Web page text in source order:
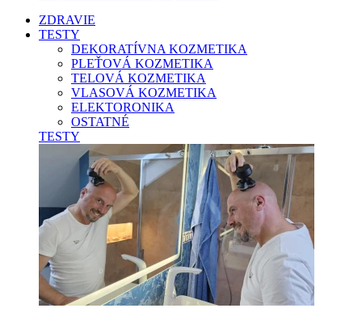
ZDRAVIE
TESTY
DEKORATÍVNA KOZMETIKA
PLEŤOVÁ KOZMETIKA
TELOVÁ KOZMETIKA
VLASOVÁ KOZMETIKA
ELEKTORONIKA
OSTATNÉ
TESTY